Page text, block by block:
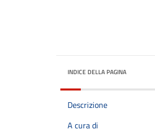
INDICE DELLA PAGINA
Descrizione
A cura di